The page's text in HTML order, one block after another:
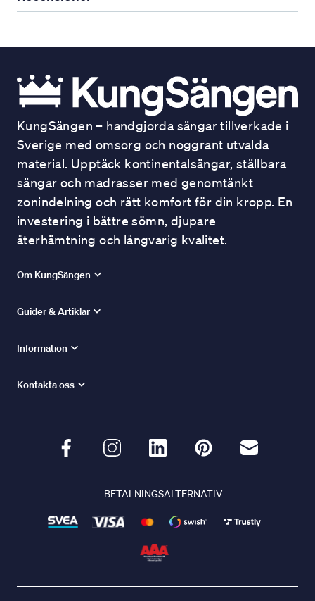
KungSängen – handgjorda sängar tillverkade i
Sverige med omsorg och noggrant utvalda
material. Upptäck kontinentalsängar, ställbara
sängar och madrasser med genomtänkt
zonindelning och rätt komfort för din kropp. En
investering i bättre sömn, djupare
återhämtning och långvarig kvalitet.
Om KungSängen
Guider & Artiklar
Information
Kontakta oss
BETALNINGSALTERNATIV